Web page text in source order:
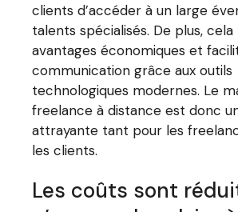
clients d’accéder à un large
talents spécialisés. De plus,
avantages économiques et
communication grâce aux outils
technologiques modernes. Le
freelance à distance est donc
attrayante tant pour les
les clients.
Les coûts sont